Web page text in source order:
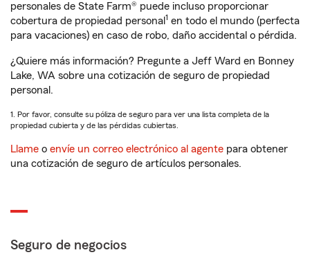
personales de State Farm® puede incluso proporcionar
cobertura de propiedad personal 1 en todo el mundo (perfecta
para vacaciones) en caso de robo, daño accidental o pérdida.
¿Quiere más información? Pregunte a Jeff Ward en Bonney
Lake, WA sobre una cotización de seguro de propiedad
personal.
1. Por favor, consulte su póliza de seguro para ver una lista completa de la
propiedad cubierta y de las pérdidas cubiertas.
Llame o envíe un correo electrónico al agente para obtener
una cotización de seguro de artículos personales.
Seguro de negocios